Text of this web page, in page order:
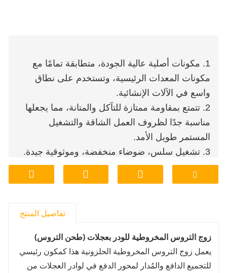
1. مكونات أصلية عالية الجودة، متطابقة تمامًا مع
مكونات المعدات الرئيسية، وتستخدم على نطاق
واسع في الآلات الإنشائية.
2. تتمتع بمقاومة ممتازة للتآكل والمتانة، مما يجعلها
مناسبة جدًا لظروف العمل الشاقة والتشغيل
المستمر طويل الأمد.
3. تشغيل سلس، ضوضاء منخفضة، وموثوقية جيدة.
4. مباشرة من مصنعنا الخاص، ندعم التصنيع
المخصص لتلبية الاحتياجات الخاصة لصناعتنا وعملائنا.
وموثوقية مثبتة في الإنتاج الضخم ومشاريع التعاون
6. مخزون كافٍ في المصنع لدعم الطلبات العاجلة
والتوريد بالجملة على نطاق واسع.
تفاصيل المنتج
زوج التروس المخروطية للودر بعجلات (طحن التروس)
يعمل زوج التروس المخروطية الحلزونية هذا كمكون رئيسي
للتجميع الدافع والمُدار لمحور الدفع في لوادر العجلات من